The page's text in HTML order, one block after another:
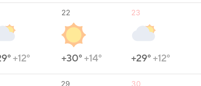
+12°
22
+30°+14°
23
+29°+12°
29 30